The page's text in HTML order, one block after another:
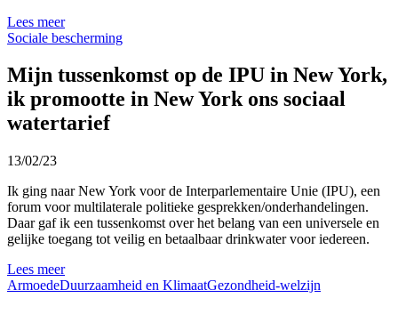
Lees meer
Sociale bescherming
Mijn tussenkomst op de IPU in New York,
ik promootte in New York ons sociaal
watertarief
13/02/23
Ik ging naar New York voor de Interparlementaire Unie (IPU), een
forum voor multilaterale politieke gesprekken/onderhandelingen.
Daar gaf ik een tussenkomst over het belang van een universele en
gelijke toegang tot veilig en betaalbaar drinkwater voor iedereen.
Lees meer
ArmoedeDuurzaamheid en KlimaatGezondheid-welzijn